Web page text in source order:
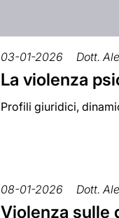
03-01-2026 Dott.
La violenza
Profili giuridici,
08-01-2026 Dott.
Violenza sulle